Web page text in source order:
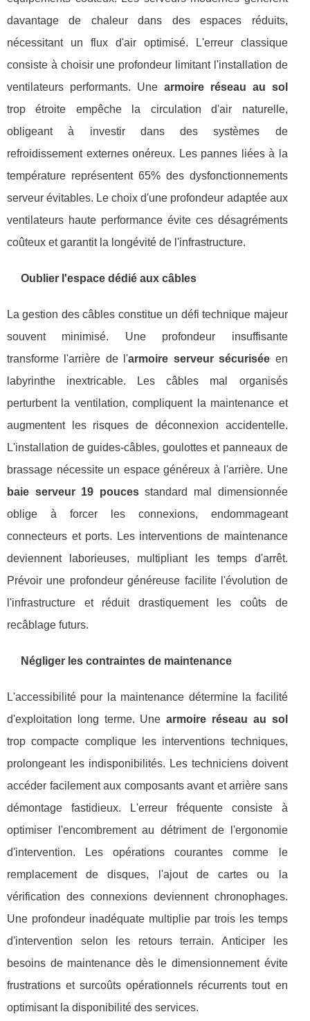
davantage de chaleur dans des espaces réduits,
nécessitant un flux d'air optimisé. L'erreur classique
consiste à choisir une profondeur limitant l'installation de
ventilateurs performants. Une armoire réseau au sol
trop étroite empêche la circulation d'air naturelle,
obligeant à investir dans des systèmes de
refroidissement externes onéreux. Les pannes liées à la
température représentent 65% des dysfonctionnements
serveur évitables. Le choix d'une profondeur adaptée aux
ventilateurs haute performance évite ces désagréments
coûteux et garantit la longévité de l'infrastructure.
Oublier l'espace dédié aux câbles
La gestion des câbles constitue un défi technique majeur
souvent minimisé. Une profondeur insuffisante
transforme l'arrière de l'armoire serveur sécurisée en
labyrinthe inextricable. Les câbles mal organisés
perturbent la ventilation, compliquent la maintenance et
augmentent les risques de déconnexion accidentelle.
L'installation de guides-câbles, goulottes et panneaux de
brassage nécessite un espace généreux à l'arrière. Une
baie serveur 19 poucesstandard mal dimensionnée
oblige à forcer les connexions, endommageant
connecteurs et ports. Les interventions de maintenance
deviennent laborieuses, multipliant les temps d'arrêt.
Prévoir une profondeur généreuse facilite l'évolution de
l'infrastructure et réduit drastiquement les coûts de
recâblage futurs.
Négliger les contraintes de maintenance
L'accessibilité pour la maintenance détermine la facilité
d'exploitation long terme. Unearmoire réseau au sol
trop compacte complique les interventions techniques,
prolongeant les indisponibilités. Les techniciens doivent
accéder facilement aux composants avant et arrière sans
démontage fastidieux. L'erreur fréquente consiste à
optimiser l'encombrement au détriment de l'ergonomie
d'intervention. Les opérations courantes comme le
remplacement de disques, l'ajout de cartes ou la
vérification des connexions deviennent chronophages.
Une profondeur inadéquate multiplie par trois les temps
d'intervention selon les retours terrain. Anticiper les
besoins de maintenance dès le dimensionnement évite
frustrations et surcoûts opérationnels récurrents tout en
optimisant la disponibilité des services.